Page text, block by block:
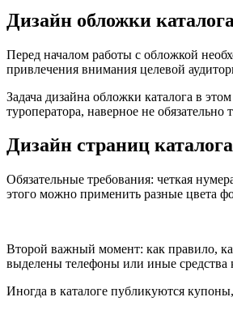
Дизайн обложки каталога
Перед началом работы с обложкой
привлечения внимания целевой
Задача дизайна обложки каталога в
туроператора, наверное не
Дизайн страниц каталога
Обязательные требования: четкая
этого можно применить разные цвета
Второй важный момент: как правило,
выделены телефоны или иные
Иногда в каталоге публикуются